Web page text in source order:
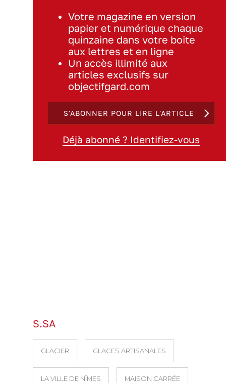
Votre magazine en version
papier et numérique chaque
quinzaine dans votre boite
aux lettres et en ligne
Un accès illimité aux
articles exclusifs sur
objectifgard.com
S'ABONNER POUR LIRE L'ARTICLE
Déjà abonné ? Identifiez-vous
S.SA
GLACIER GLACES ARTISANALES
LA VILLE DE NÎMES MAISON CARRÉE